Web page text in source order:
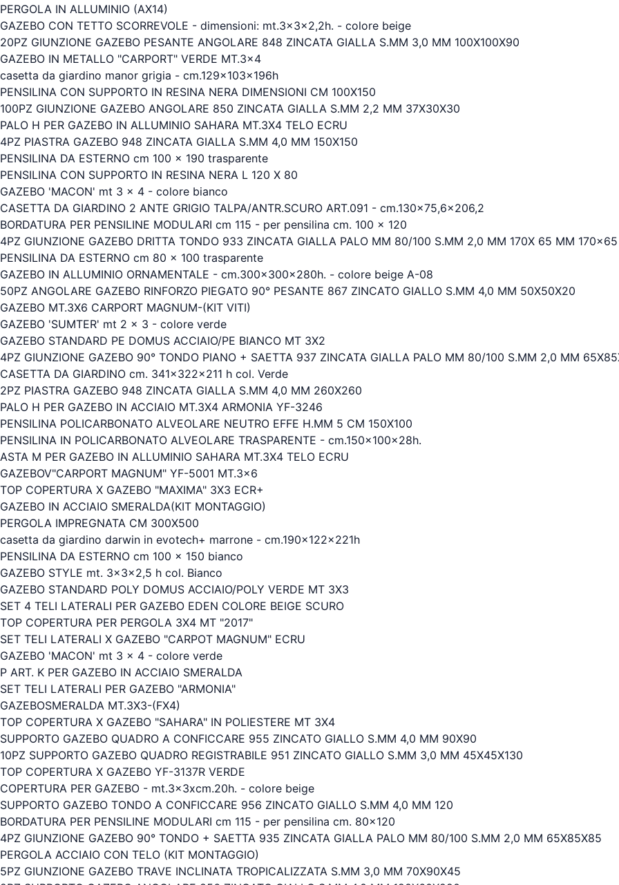
PERGOLA IN ALLUMINIO (AX14)
GAZEBO CON TETTO SCORREVOLE - dimensioni: mt.3x3x2,2h. - colore beige
20PZ GIUNZIONE GAZEBO PESANTE ANGOLARE 848 ZINCATA GIALLA S.MM 3,0 MM 100X100X90
GAZEBO IN METALLO "CARPORT" VERDE MT.3x4
casetta da giardino manor grigia - cm.129x103x196h
PENSILINA CON SUPPORTO IN RESINA NERA DIMENSIONI CM 100X150
100PZ GIUNZIONE GAZEBO ANGOLARE 850 ZINCATA GIALLA S.MM 2,2 MM 37X30X30
PALO H PER GAZEBO IN ALLUMINIO SAHARA MT.3X4 TELO ECRU
4PZ PIASTRA GAZEBO 948 ZINCATA GIALLA S.MM 4,0 MM 150X150
PENSILINA DA ESTERNO cm 100 x 190 trasparente
PENSILINA CON SUPPORTO IN RESINA NERA L 120 X 80
GAZEBO 'MACON' mt 3 x 4 - colore bianco
CASETTA DA GIARDINO 2 ANTE GRIGIO TALPA/ANTR.SCURO ART.091 - cm.130x75,6x206,2
BORDATURA PER PENSILINE MODULARI cm 115 - per pensilina cm. 100 x 120
4PZ GIUNZIONE GAZEBO DRITTA TONDO 933 ZINCATA GIALLA PALO MM 80/100 S.MM 2,0 MM 170X 65 MM 170x65
PENSILINA DA ESTERNO cm 80 x 100 trasparente
GAZEBO IN ALLUMINIO ORNAMENTALE - cm.300x300x280h. - colore beige A-08
50PZ ANGOLARE GAZEBO RINFORZO PIEGATO 90° PESANTE 867 ZINCATO GIALLO S.MM 4,0 MM 50X50X20
GAZEBO MT.3X6 CARPORT MAGNUM-(KIT VITI)
GAZEBO 'SUMTER' mt 2 x 3 - colore verde
GAZEBO STANDARD PE DOMUS ACCIAIO/PE BIANCO MT 3X2
4PZ GIUNZIONE GAZEBO 90° TONDO PIANO + SAETTA 937 ZINCATA GIALLA PALO MM 80/100 S.MM 2,0 MM
CASETTA DA GIARDINO cm. 341x322x211 h col. Verde
2PZ PIASTRA GAZEBO 948 ZINCATA GIALLA S.MM 4,0 MM 260X260
PALO H PER GAZEBO IN ACCIAIO MT.3X4 ARMONIA YF-3246
PENSILINA POLICARBONATO ALVEOLARE NEUTRO EFFE H.MM 5 CM 150X100
PENSILINA IN POLICARBONATO ALVEOLARE TRASPARENTE - cm.150x100x28h.
ASTA M PER GAZEBO IN ALLUMINIO SAHARA MT.3X4 TELO ECRU
GAZEBOV"CARPORT MAGNUM" YF-5001 MT.3x6
TOP COPERTURA X GAZEBO "MAXIMA" 3X3 ECR+
GAZEBO IN ACCIAIO SMERALDA(KIT MONTAGGIO)
PERGOLA IMPREGNATA CM 300X500
casetta da giardino darwin in evotech+ marrone - cm.190x122x221h
PENSILINA DA ESTERNO cm 100 x 150 bianco
GAZEBO STYLE mt. 3x3x2,5 h col. Bianco
GAZEBO STANDARD POLY DOMUS ACCIAIO/POLY VERDE MT 3X3
SET 4 TELI LATERALI PER GAZEBO EDEN COLORE BEIGE SCURO
TOP COPERTURA PER PERGOLA 3X4 MT "2017"
SET TELI LATERALI X GAZEBO "CARPOT MAGNUM" ECRU
GAZEBO 'MACON' mt 3 x 4 - colore verde
P ART. K PER GAZEBO IN ACCIAIO SMERALDA
SET TELI LATERALI PER GAZEBO "ARMONIA"
GAZEBOSMERALDA MT.3X3-(FX4)
TOP COPERTURA X GAZEBO "SAHARA" IN POLIESTERE MT 3X4
SUPPORTO GAZEBO QUADRO A CONFICCARE 955 ZINCATO GIALLO S.MM 4,0 MM 90X90
10PZ SUPPORTO GAZEBO QUADRO REGISTRABILE 951 ZINCATO GIALLO S.MM 3,0 MM 45X45X130
TOP COPERTURA X GAZEBO YF-3137R VERDE
COPERTURA PER GAZEBO - mt.3x3xcm.20h. - colore beige
SUPPORTO GAZEBO TONDO A CONFICCARE 956 ZINCATO GIALLO S.MM 4,0 MM 120
BORDATURA PER PENSILINE MODULARI cm 115 - per pensilina cm. 80x120
4PZ GIUNZIONE GAZEBO 90° TONDO + SAETTA 935 ZINCATA GIALLA PALO MM 80/100 S.MM 2,0 MM 65X85X85
PERGOLA ACCIAIO CON TELO (KIT MONTAGGIO)
5PZ GIUNZIONE GAZEBO TRAVE INCLINATA TROPICALIZZATA S.MM 3,0 MM 70X90X45